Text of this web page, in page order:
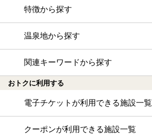
特徴から探す
温泉地から探す
関連キーワードから探す
おトクに利用する
電子チケットが利用できる施設一覧
クーポンが利用できる施設一覧